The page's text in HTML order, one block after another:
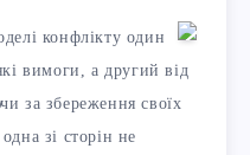
конфлікту один
вимоги, а другий від
за збереження своїх
зі сторін не